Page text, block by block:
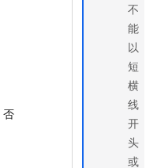
否
不
能
以
短
横
线
开
头
或